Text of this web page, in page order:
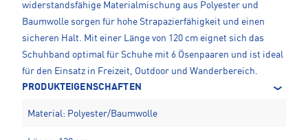
widerstandsfähige Materialmischung aus Polyester und
Baumwolle sorgen für hohe Strapazierfähigkeit und einen
sicheren Halt. Mit einer Länge von 120 cm eignet sich das
Schuhband optimal für Schuhe mit 6 Ösenpaaren und ist ideal
für den Einsatz in Freizeit, Outdoor und Wanderbereich.
PRODUKTEIGENSCHAFTEN
Material: Polyester/Baumwolle